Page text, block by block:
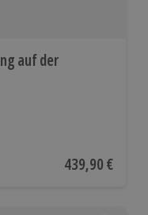
auf der
21 Bewertungen
Aktueller Preis
439,90 €